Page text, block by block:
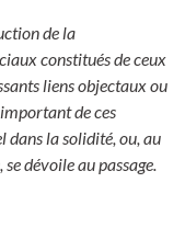
de la
constitués de ceux
liens objectaux ou
de ces
dans la solidité, ou, au
dévoile au passage.